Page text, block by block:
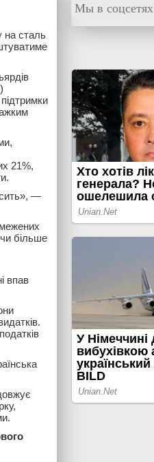
на сталь
21%,
—
більше
впав
Мы в соцсетях